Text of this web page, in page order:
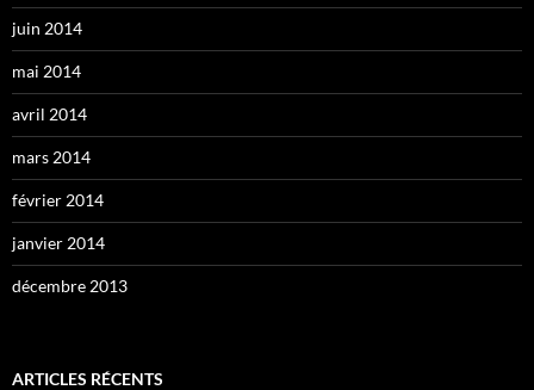
juin 2014
mai 2014
avril 2014
mars 2014
février 2014
janvier 2014
décembre 2013
ARTICLES RÉCENTS